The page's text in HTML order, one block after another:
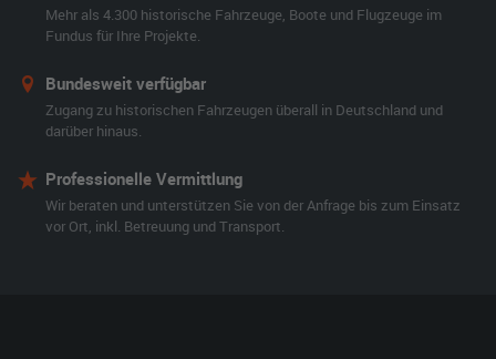
Mehr als 4.300 historische Fahrzeuge, Boote und Flugzeuge im
Fundus für Ihre Projekte.
Bundesweit verfügbar
Zugang zu historischen Fahrzeugen überall in Deutschland und
darüber hinaus.
Professionelle Vermittlung
Wir beraten und unterstützen Sie von der Anfrage bis zum Einsatz
vor Ort, inkl. Betreuung und Transport.